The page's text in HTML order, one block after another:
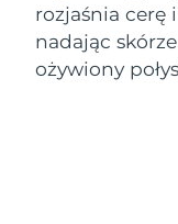
rozjaśnia cerę
nadając
ożywiony
Kazachstan